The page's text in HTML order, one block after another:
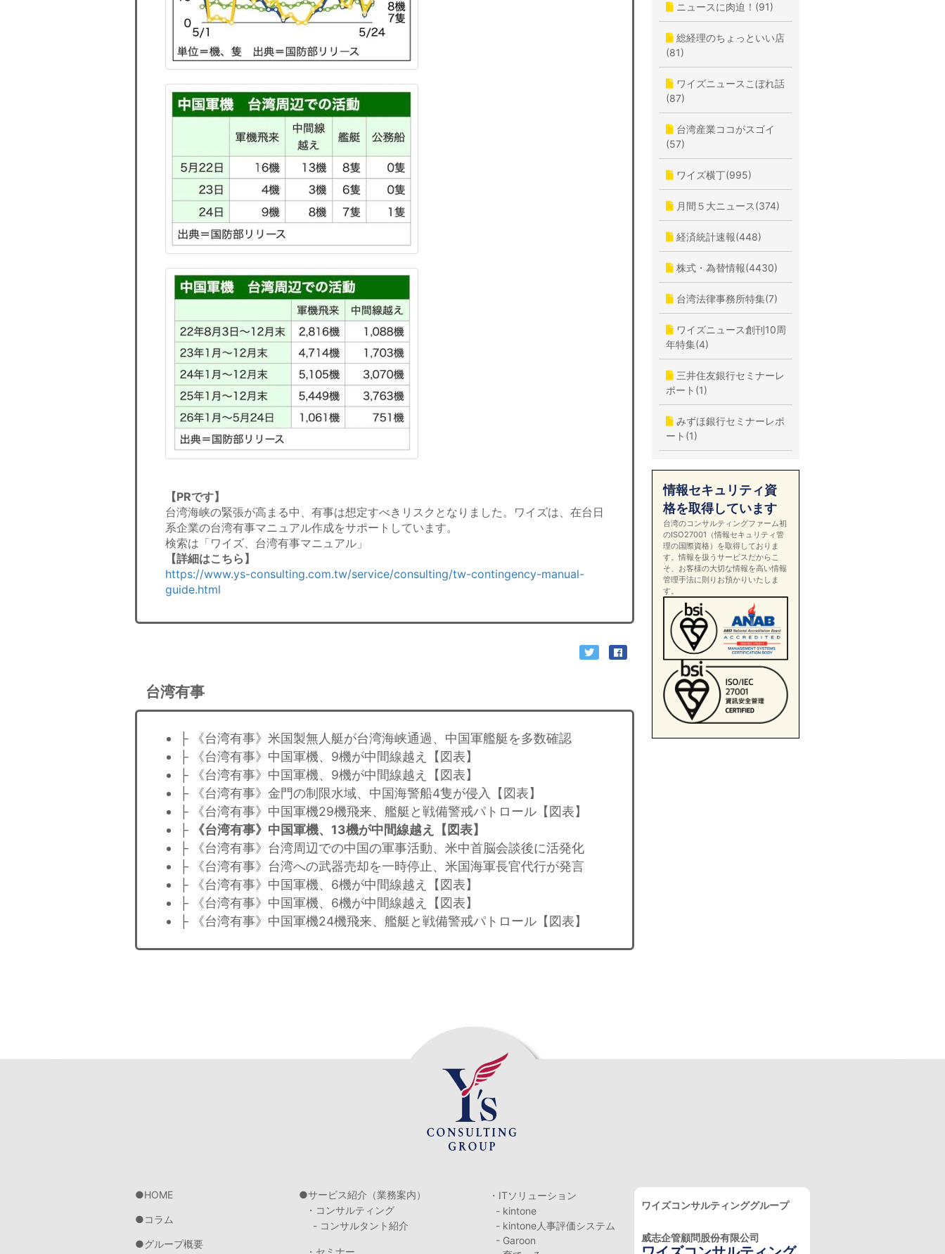
【PRです】
台湾海峡の緊張が高まる中、有事は想定すべきリスクとなりました。ワイズは、在台日
系企業の台湾有事マニュアル作成をサポートしています。
検索は「ワイズ、台湾有事マニュアル」
【詳細はこちら】
https://www.ys-consulting.com.tw/service/consulting/tw-contingency-manual-
guide.html
台湾有事
├ 《台湾有事》米国製無人艇が台湾海峡通過、中国軍艦艇を多数確認
├ 《台湾有事》中国軍機、9機が中間線越え【図表】
├ 《台湾有事》中国軍機、9機が中間線越え【図表】
├ 《台湾有事》金門の制限水域、中国海警船4隻が侵入【図表】
├ 《台湾有事》中国軍機29機飛来、艦艇と戦備警戒パトロール【図表】
├
《台湾有事》中国軍機、13機が中間線越え【図表】
├ 《台湾有事》台湾周辺での中国の軍事活動、米中首脳会談後に活発化
├ 《台湾有事》台湾への武器売却を一時停止、米国海軍長官代行が発言
├ 《台湾有事》中国軍機、6機が中間線越え【図表】
├ 《台湾有事》中国軍機、6機が中間線越え【図表】
├ 《台湾有事》中国軍機24機飛来、艦艇と戦備警戒パトロール【図表】
ニュースに肉迫！(91)
総経理のちょっといい店
(81)
ワイズニュースこぼれ話
(87)
台湾産業ココがスゴイ
(57)
ワイズ横丁(995)
月間５大ニュース(374)
経済統計速報(448)
株式・為替情報(4430)
台湾法律事務所特集(7)
ワイズニュース創刊10周
年特集(4)
三井住友銀行セミナーレ
ポート(1)
みずほ銀行セミナーレポ
ート(1)
情報セキュリティ資
格を取得しています
台湾のコンサルティングファーム初
のISO27001（情報セキュリティ管
理の国際資格）を取得しておりま
す。情報を扱うサービスだからこ
そ、お客様の大切な情報を高い情報
管理手法に則りお預かりいたしま
す。
HOME
コラム
グループ概要
サービス紹介（業務案内）
・コンサルティング
- コンサルタント紹介
・ITソリューション
- kintone
- kintone人事評価システム
- Garoon
ワイズコンサルティンググループ
威志企管顧問股份有限公司